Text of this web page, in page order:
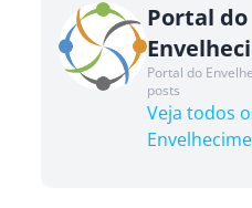
Portal do
Portal do
posts
Veja todos